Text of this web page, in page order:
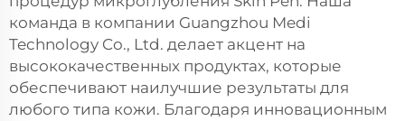
команда в компании Guangzhou Medi
Technology Co., Ltd. делает акцент на
высококачественных продуктах, которые
обеспечивают наилучшие результаты для
любого типа кожи. Благодаря инновационным